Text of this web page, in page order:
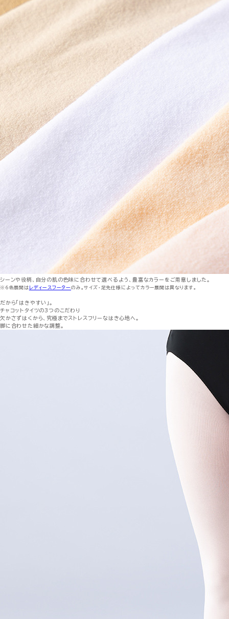
シーンや役柄、自分の肌の色味に合わせて選べるよう、豊富なカラーをご用意しました。
※6色展開は レディースフーターのみ。サイズ・足先仕様によってカラー展開は異なります。
だから「はきやすい」。
チャコットタイツの3つのこだわり
欠かさずはくから、究極までストレスフリーなはき心地へ。
脚に合わせた細かな調整。